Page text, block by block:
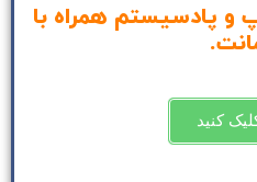
پادسیستم همراه با
کنید